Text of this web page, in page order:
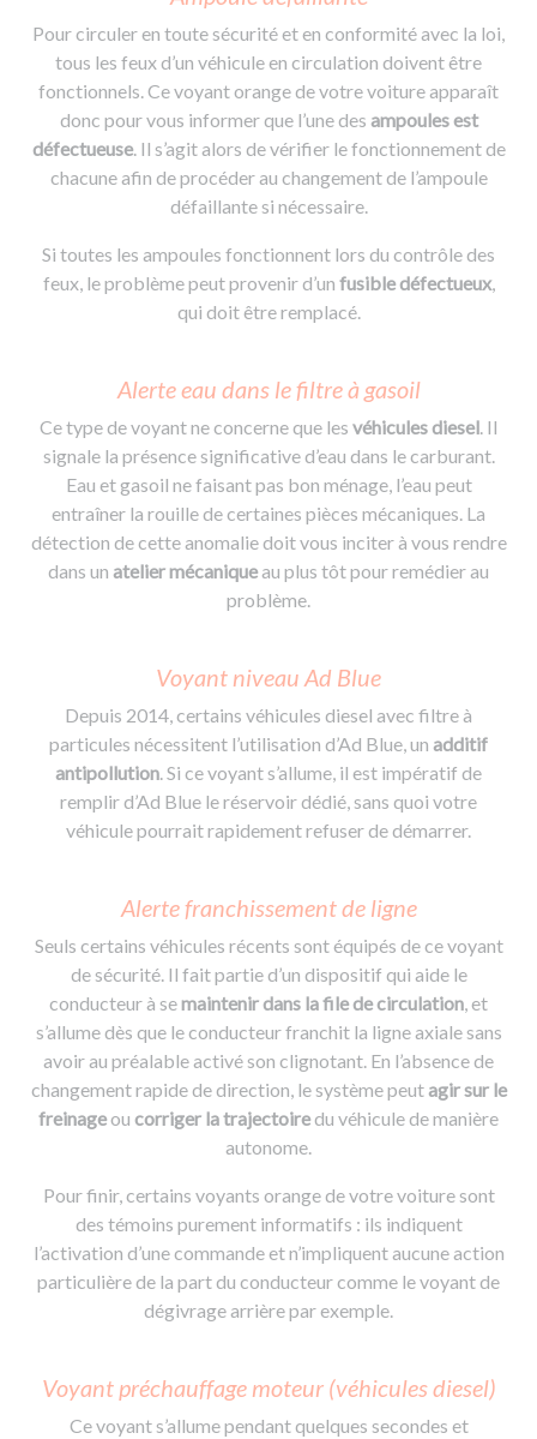
Pour circuler en toute sécurité et en conformité avec la loi,
tous les feux d’un véhicule en circulation doivent être
fonctionnels. Ce voyant orange de votre voiture apparaît
donc pour vous informer que l’une des ampoules est
défectueuse. Il s’agit alors de vérifier le fonctionnement de
chacune afin de procéder au changement de l’ampoule
défaillante si nécessaire.
Si toutes les ampoules fonctionnent lors du contrôle des
feux, le problème peut provenir d’un fusible défectueux,
qui doit être remplacé.
Alerte eau dans le filtre à gasoil
Ce type de voyant ne concerne que les véhicules diesel. Il
signale la présence significative d’eau dans le carburant.
Eau et gasoil ne faisant pas bon ménage, l’eau peut
entraîner la rouille de certaines pièces mécaniques. La
détection de cette anomalie doit vous inciter à vous rendre
dans un atelier mécaniqueau plus tôt pour remédier au
problème.
Voyant niveau Ad Blue
Depuis 2014, certains véhicules diesel avec filtre à
particules nécessitent l’utilisation d’Ad Blue, un additif
antipollution. Si ce voyant s’allume, il est impératif de
remplir d’Ad Blue le réservoir dédié, sans quoi votre
véhicule pourrait rapidement refuser de démarrer.
Alerte franchissement de ligne
Seuls certains véhicules récents sont équipés de ce voyant
de sécurité. Il fait partie d’un dispositif qui aide le
conducteur à semaintenir dans la file de circulation, et
s’allume dès que le conducteur franchit la ligne axiale sans
avoir au préalable activé son clignotant. En l’absence de
changement rapide de direction, le système peutagir sur le
freinageou corriger la trajectoire du véhicule de manière
autonome.
Pour finir, certains voyants orange de votre voiture sont
des témoins purement informatifs : ils indiquent
l’activation d’une commande et n’impliquent aucune action
particulière de la part du conducteur comme le voyant de
dégivrage arrière par exemple.
Voyant préchauffage moteur (véhicules diesel)
Ce voyant s’allume pendant quelques secondes et